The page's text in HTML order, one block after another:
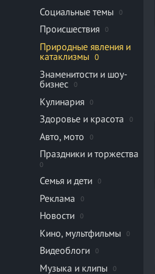
Социальные темы 0
Происшествия 0
Природные явления и
катаклизмы 0
Знаменитости и шоу-
бизнес
0
Кулинария 0
Здоровье и красота 0
Авто, мото 0
Праздники и торжества
0
Семья и дети 0
Реклама 0
Новости 0
Кино, мультфильмы 0
Видеоблоги 0
Музыка и клипы 0